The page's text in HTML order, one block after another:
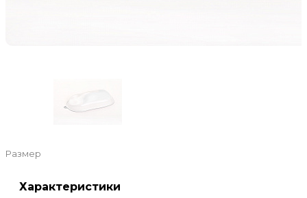
Размер
Характеристики